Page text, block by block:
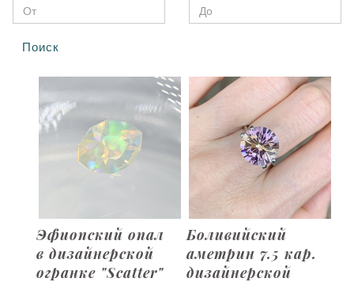
Поиск
Эфиопский опал
в дизайнерской
огранке "Scatter"
Боливийский
аметрин 7.5 кар.
дизайнерской